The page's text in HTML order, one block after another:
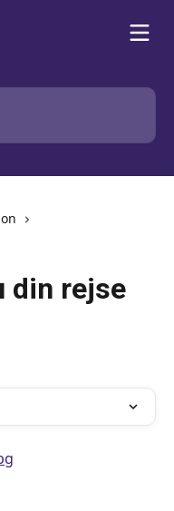
din rejse